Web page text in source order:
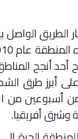
الطريق
أحد أنجح
أبرز طرق
أسبوعين من
وشرق أفريقيا.